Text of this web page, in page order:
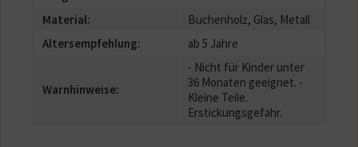
Material:
Buchenholz, Glas, Metall
Altersempfehlung:
ab 5 Jahre
Warnhinweise:
- Nicht für Kinder unter
36 Monaten geeignet. -
Kleine Teile.
Erstickungsgefahr.